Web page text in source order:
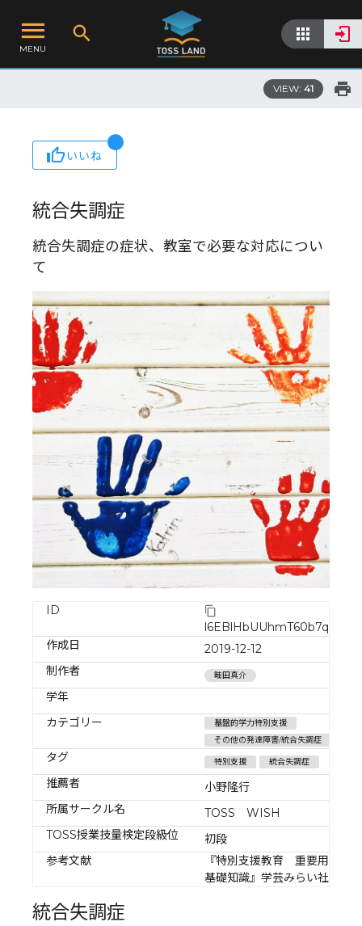
MENU
VIEW: 41
いいね
統合失調症
統合失調症の症状、教室で必要な対応につい
て
ID
l6EBlHbUUhmT60b7qQfD
作成日
2019-12-12
制作者
畦田真介
学年
カテゴリー
基盤的学力特別支援
その他の発達障害/統合失調症
タグ 特別支援 統合失調症
推薦者
小野隆行
所属サークル名
TOSS WISH
TOSS授業技量検定段級位
初段
参考文献
『特別支援教育 重要用語の
基礎知識』学芸みらい社
統合失調症